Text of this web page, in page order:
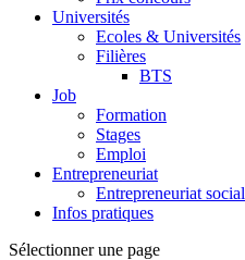
Universités
Ecoles & Universités
Filières
BTS
Job
Formation
Stages
Emploi
Entrepreneuriat
Entrepreneuriat social
Infos pratiques
Sélectionner une page